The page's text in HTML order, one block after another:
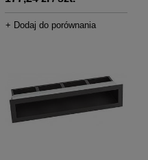
+ Dodaj do porównania